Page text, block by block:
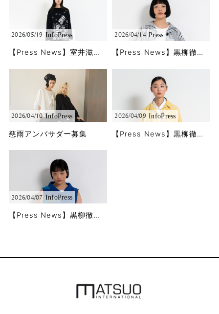
2026/05/19 InfoPress
【Press News】室井滋さんに5/18公開のBS11「婦人公論」で春夏コレクションをご着用頂きました!!
2026/04/14 Press
【Press News】黒柳徹子さんに「徹子の部屋」で春夏コレクションをご着用頂きました!!
2026/04/10 InfoPress
慈雨アンバサダー募集
2026/04/09 InfoPress
【Press News】黒柳徹子さんに「徹子の部屋」で春夏コレクションをご着用頂きました!!
2026/04/07 InfoPress
【Press News】黒柳徹子さんに「徹子の部屋」で春夏コレクションをご着用頂きました!!